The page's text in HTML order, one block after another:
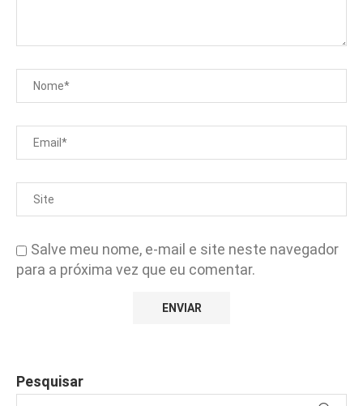
Salve meu nome, e-mail e site neste navegador
para a próxima vez que eu comentar.
Pesquisar